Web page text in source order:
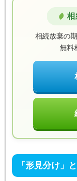
相
相続放棄の
無料
「形見分け」